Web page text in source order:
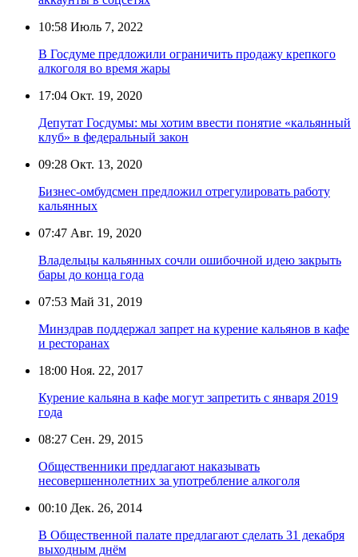
10:58 Июль 7, 2022
В Госдуме предложили ограничить продажу крепкого
алкоголя во время жары
17:04 Окт. 19, 2020
Депутат Госдумы: мы хотим ввести понятие «кальянный
клуб» в федеральный закон
09:28 Окт. 13, 2020
Бизнес-омбудсмен предложил отрегулировать работу
кальянных
07:47 Авг. 19, 2020
Владельцы кальянных сочли ошибочной идею закрыть
бары до конца года
07:53 Май 31, 2019
Минздрав поддержал запрет на курение кальянов в кафе
и ресторанах
18:00 Ноя. 22, 2017
Курение кальяна в кафе могут запретить с января 2019
года
08:27 Сен. 29, 2015
Общественники предлагают наказывать
несовершеннолетних за употребление алкоголя
00:10 Дек. 26, 2014
В Общественной палате предлагают сделать 31 декабря
выходным днём